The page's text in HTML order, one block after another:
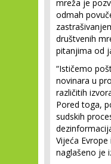
mreža je
odmah
društvenih
pitanjima od
“Ističemo
novinara u
različitih
Pored toga,
sudskih
Vijeća Evrope
naglašeno je